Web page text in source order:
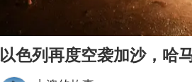
以色列再度空袭加沙，哈